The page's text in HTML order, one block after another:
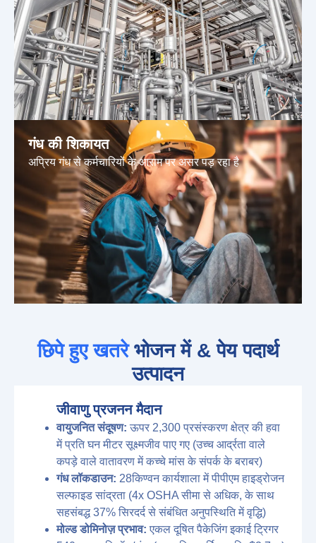
गंध की शिकायत
अप्रिय गंध से कर्मचारियों के आराम पर असर पड़ रहा है
छिपे हुए खतरेभोजन में & पेय पदार्थ
उत्पादन
जीवाणु प्रजनन मैदान
वायुजनित संदूषण: ऊपर 2,300 प्रसंस्करण क्षेत्र की हवा
में प्रति घन मीटर सूक्ष्मजीव पाए गए (उच्च आर्द्रता वाले
कपड़े वाले वातावरण में कच्चे मांस के संपर्क के बराबर)
गंध लॉकडाउन: 28किण्वन कार्यशाला में पीपीएम हाइड्रोजन
सल्फाइड सांद्रता (4x OSHA सीमा से अधिक, के साथ
सहसंबद्ध 37% सिरदर्द से संबंधित अनुपस्थिति में वृद्धि)
मोल्ड डोमिनोज़ प्रभाव: एकल दूषित पैकेजिंग इकाई ट्रिगर